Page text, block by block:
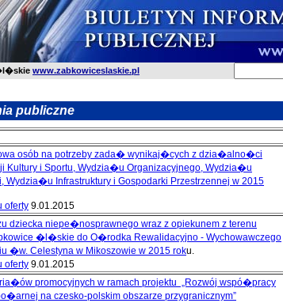
www.zabkowiceslaskie.pl
publiczne
osób na potrzeby zada� wynikaj�cych z dzia�alno�ci
Kultury i Sportu, Wydzia�u Organizacyjnego, Wydzia�u
Wydzia�u Infrastruktury i Gospodarki Przestrzennej w 2015
oferty 9.01.2015
dziecka niepe�nosprawnego wraz z opiekunem z terenu
�l�skie do O�rodka Rewalidacyjno - Wychowawczego
�w. Celestyna w Mikoszowie w 2015 roku.
oferty 9.01.2015
promocyjnych w ramach projektu „Rozwój wspó�pracy
na czesko-polskim obszarze przygranicznym”